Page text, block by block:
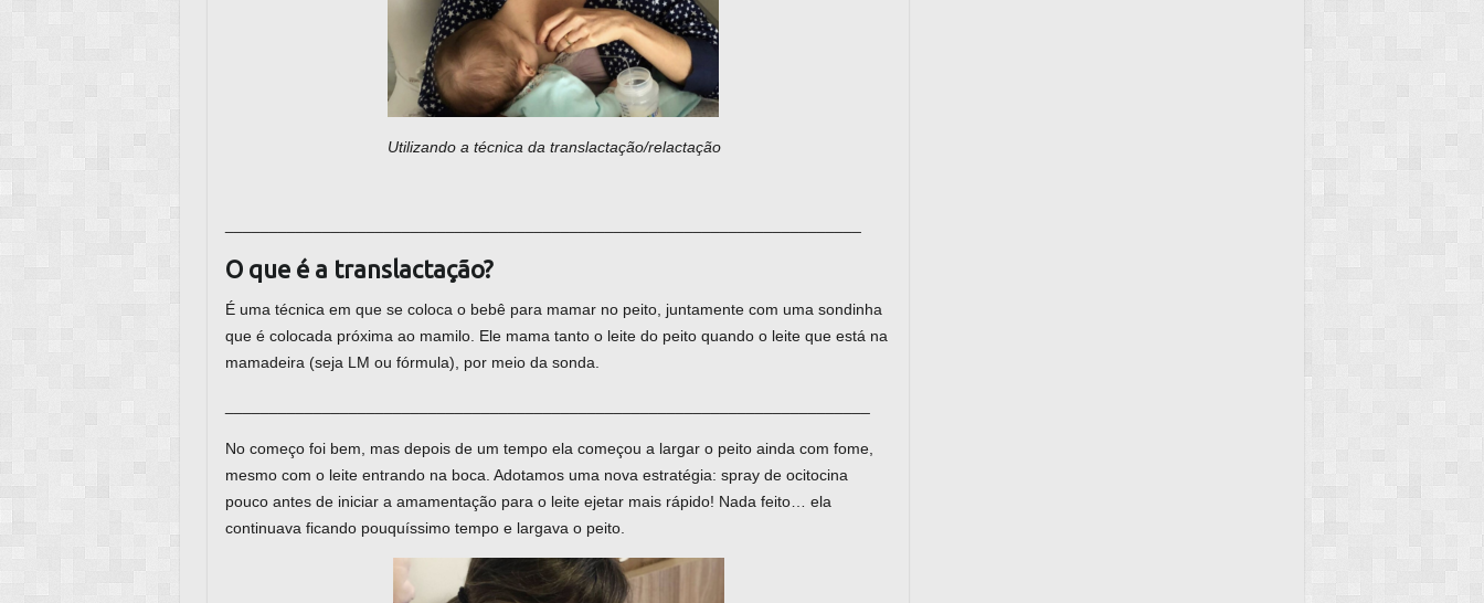
Utilizando a técnica da translactação/relactação
O que é a translactação?
É uma técnica em que se coloca o bebê para mamar no peito, juntamente com uma sondinha
que é colocada próxima ao mamilo. Ele mama tanto o leite do peito quando o leite que está na
mamadeira (seja LM ou fórmula), por meio da sonda.
No começo foi bem, mas depois de um tempo ela começou a largar o peito ainda com fome,
mesmo com o leite entrando na boca. Adotamos uma nova estratégia: spray de ocitocina
pouco antes de iniciar a amamentação para o leite ejetar mais rápido! Nada feito… ela
continuava ficando pouquíssimo tempo e largava o peito.